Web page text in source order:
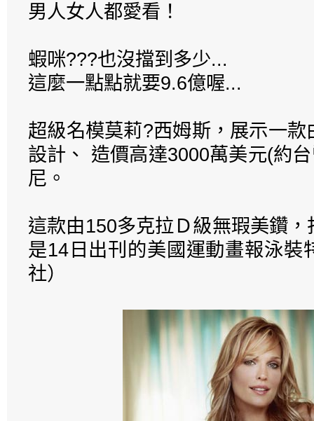
男人女人都愛看！
蝦咪???也沒擋到多少...
這麼一點點就要9.6億喔...
超級名模莫莉?西姆斯，展示一
設計、 造價高達3000萬美元(約
尼。
這款由150多克拉Ｄ級無瑕美鑽
是14日出刊的美國運動畫報泳裝
社）